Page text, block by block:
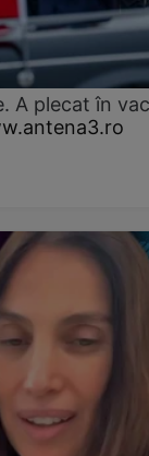
A plecat în